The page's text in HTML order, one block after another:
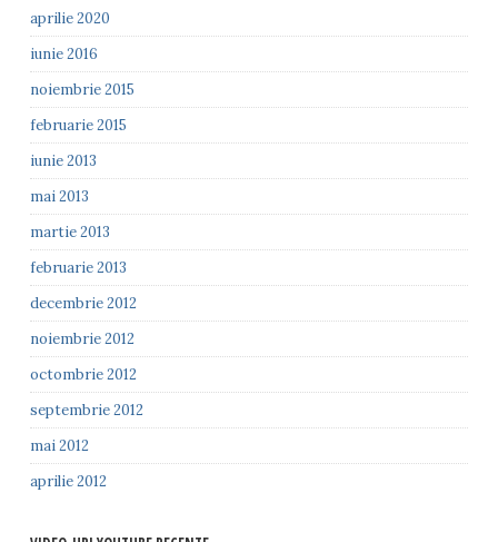
aprilie 2020
iunie 2016
noiembrie 2015
februarie 2015
iunie 2013
mai 2013
martie 2013
februarie 2013
decembrie 2012
noiembrie 2012
octombrie 2012
septembrie 2012
mai 2012
aprilie 2012